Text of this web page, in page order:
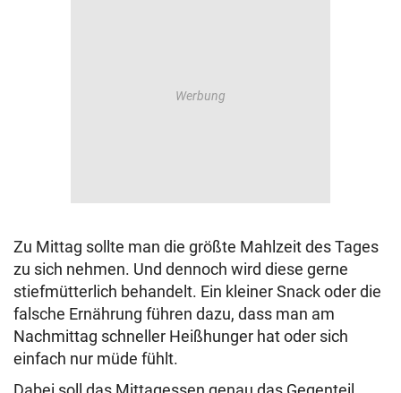
Zu Mittag sollte man die größte Mahlzeit des Tages
zu sich nehmen. Und dennoch wird diese gerne
stiefmütterlich behandelt. Ein kleiner Snack oder die
falsche Ernährung führen dazu, dass man am
Nachmittag schneller Heißhunger hat oder sich
einfach nur müde fühlt.